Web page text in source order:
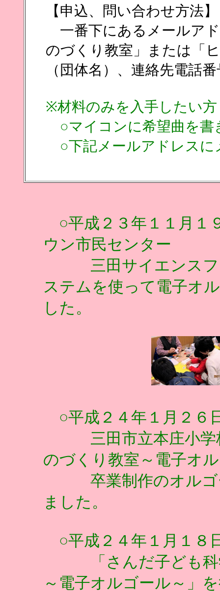
【申込、問い合わせ方法】
一番下にあるメールア
のづくり教室」または「
（団体名）、連絡先電話
※材料のみを入手したい方
○マイコンに希望曲を書
○下記メールアドレスに
○平成２３年１１月１
ウン市民センター
三田サイエンスフ
ステムを使って電子オ
した。
○平成２４年１月２６
三田市立本庄小学校
のづくり教室～電子オ
卒業制作のオルゴー
ました。
○平成２４年１月１８
「さんだ子ども科学
～電子オルゴール～」